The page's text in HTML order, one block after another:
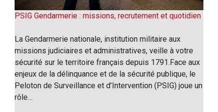
PSIG Gendarmerie : missions, recrutement et quotidien
La Gendarmerie nationale, institution militaire aux
missions judiciaires et administratives, veille à votre
sécurité sur le territoire français depuis 1791.Face aux
enjeux de la délinquance et de la sécurité publique, le
Peloton de Surveillance et d’Intervention (PSIG) joue un
rôle…